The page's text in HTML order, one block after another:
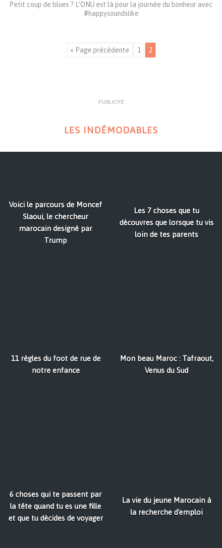
Petit coup de blues ? L’ONU est là pour la journée du bonheur avec
#happysoundslike
« Page précédente 1 2
PUBLICITÉ
LES INDÉMODABLES
Voici le parcours de Moncef
Slaoui, le chercheur
marocain designé par
Trump
Les 7 choses que tu
découvres que lorsque tu vis
loin de tes parents
11 règles du foot de rue de
notre enfance
Mon beau Maroc : Tafraout,
Venus du Sud
6 choses qui te passent par
la tête quand tu es une fille
et que tu décides de voyager
La vie du jeune Marocain à
la recherche d'emploi